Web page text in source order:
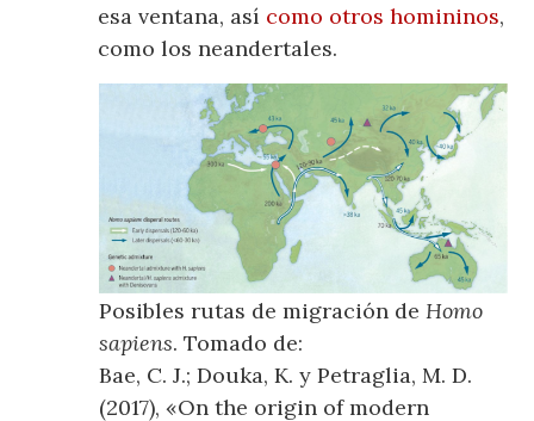
esa ventana, así como otros homininos,
como los neandertales.
Posibles rutas de migración de Homo
sapiens. Tomado de:
Bae, C. J.; Douka, K. y Petraglia, M. D.
(2017), «On the origin of modern